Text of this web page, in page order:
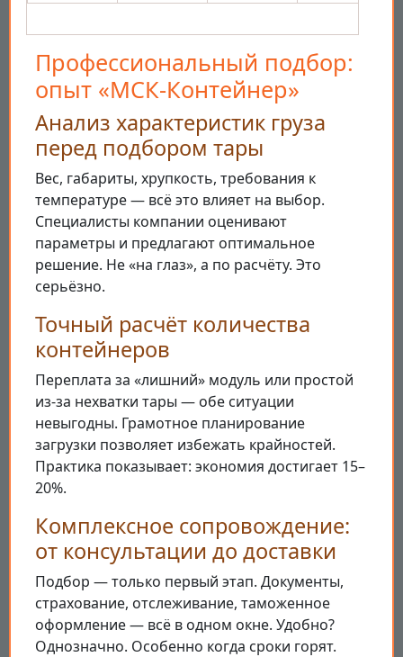
Профессиональный подбор:
опыт «МСК-Контейнер»
Анализ характеристик груза
перед подбором тары
Вес, габариты, хрупкость, требования к
температуре — всё это влияет на выбор.
Специалисты компании оценивают
параметры и предлагают оптимальное
решение. Не «на глаз», а по расчёту. Это
серьёзно.
Точный расчёт количества
контейнеров
Переплата за «лишний» модуль или простой
из-за нехватки тары — обе ситуации
невыгодны. Грамотное планирование
загрузки позволяет избежать крайностей.
Практика показывает: экономия достигает 15–
20%.
Комплексное сопровождение:
от консультации до доставки
Подбор — только первый этап. Документы,
страхование, отслеживание, таможенное
оформление — всё в одном окне. Удобно?
Однозначно. Особенно когда сроки горят.